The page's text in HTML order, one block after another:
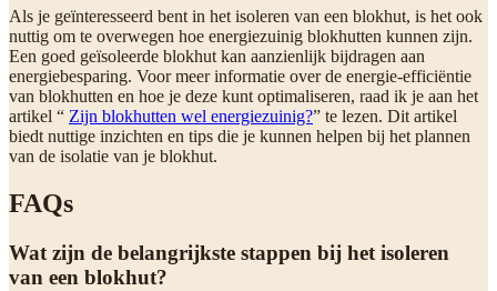
Als je geïnteresseerd bent in het isoleren van een blokhut, is het ook
nuttig om te overwegen hoe energiezuinig blokhutten kunnen zijn.
Een goed geïsoleerde blokhut kan aanzienlijk bijdragen aan
energiebesparing. Voor meer informatie over de energie-efficiëntie
van blokhutten en hoe je deze kunt optimaliseren, raad ik je aan het
artikel “ Zijn blokhutten wel energiezuinig?” te lezen. Dit artikel
biedt nuttige inzichten en tips die je kunnen helpen bij het plannen
van de isolatie van je blokhut.
FAQs
Wat zijn de belangrijkste stappen bij het isoleren
van een blokhut?